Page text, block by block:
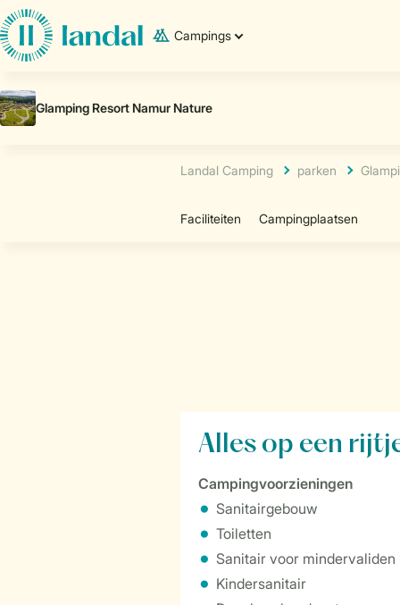
Campings
Landal Camping parken
Alles op een
Campingvoorzieningen
Sanitairgebouw
Toiletten
Sanitair voor mindervaliden
Kindersanitair